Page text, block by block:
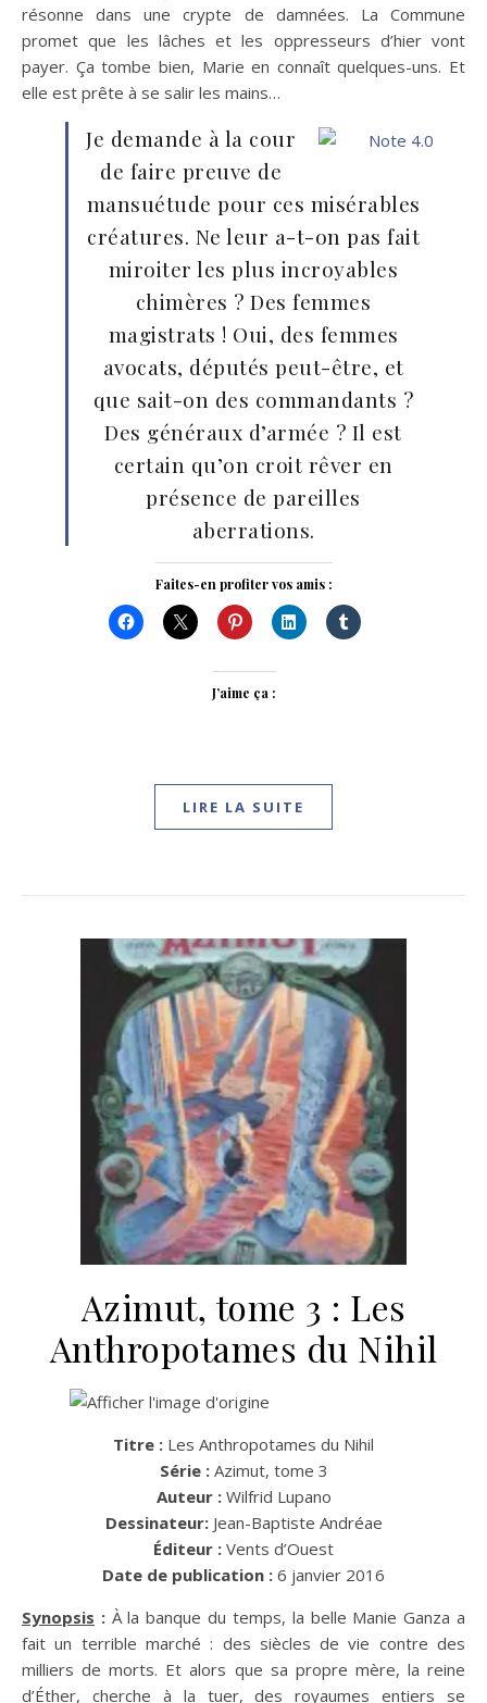
résonne dans une crypte de damnées. La Commune
promet que les lâches et les oppresseurs d’hier vont
payer. Ça tombe bien, Marie en connaît quelques-uns. Et
elle est prête à se salir les mains…
Je demande à la cour
de faire preuve de
mansuétude pour ces misérables
créatures. Ne leur a-t-on pas fait
miroiter les plus incroyables
chimères ? Des femmes
magistrats ! Oui, des femmes
avocats, députés peut-être, et
que sait-on des commandants ?
Des généraux d’armée ? Il est
certain qu’on croit rêver en
présence de pareilles
aberrations.
Faites-en profiter vos amis :
J’aime ça :
LIRE LA SUITE
Azimut, tome 3 : Les
Anthropotames du Nihil
Titre : Les Anthropotames du Nihil
Série : Azimut, tome 3
Auteur : Wilfrid Lupano
Dessinateur: Jean-Baptiste Andréae
Éditeur : Vents d’Ouest
Date de publication : 6 janvier 2016
Synopsis : À la banque du temps, la belle Manie Ganza a
fait un terrible marché : des siècles de vie contre des
milliers de morts. Et alors que sa propre mère, la reine
d’Éther, cherche à la tuer, des royaumes entiers se